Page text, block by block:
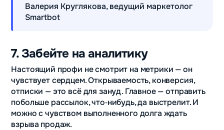
Валерия Круглякова, ведущий маркетолог
Smartbot
7. Забейте на аналитику
Настоящий профи не смотрит на метрики — он
чувствует сердцем. Открываемость, конверсия,
отписки — это всё для зануд. Главное — отправить
побольше рассылок, что‑нибудь, да выстрелит. И
можно с чувством выполненного долга ждать
взрыва продаж.